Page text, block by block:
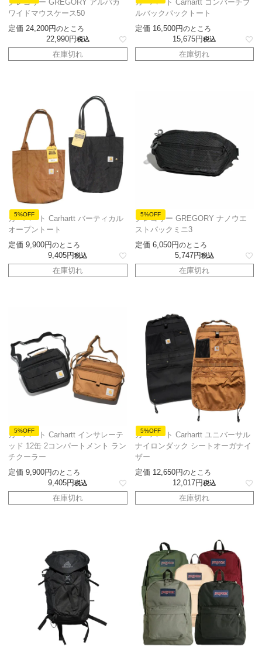
グレゴリー GREGORY アルパカ
ワイドマウスケース50
定価 24,200 のところ
22,990 税込
在庫切れ
カーハート Carhartt コンバーチブ
ルバックパックトート
定価 16,500 のところ
15,675 税込
在庫切れ
5%OFF
カーハート Carhartt バーティカル
オープントート
定価 9,900 のところ
9,405 税込
在庫切れ
5%OFF
グレゴリー GREGORY ナノウエ
ストパックミニ3
定価 6,050 のところ
5,747 税込
在庫切れ
5%OFF
カーハート Carhartt インサレーテ
ッド 12缶 2コンパートメント ラン
チクーラー
定価 9,900 のところ
9,405 税込
在庫切れ
5%OFF
カーハート Carhartt ユニバーサル
ナイロンダック シートオーガナイ
ザー
定価 12,650 のところ
12,017 税込
在庫切れ